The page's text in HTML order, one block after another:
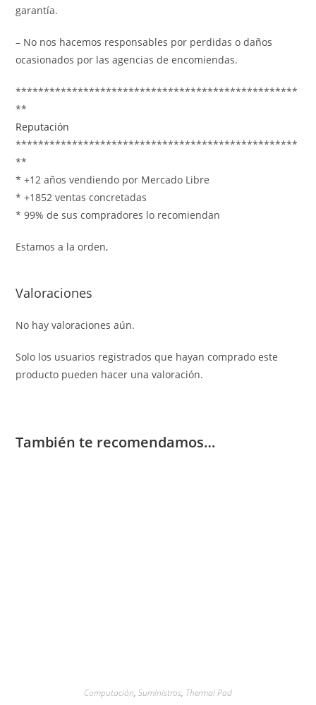
garantía.
– No nos hacemos responsables por perdidas o daños
ocasionados por las agencias de encomiendas.
**************************************************
**
Reputación
**************************************************
**
* +12 años vendiendo por Mercado Libre
* +1852 ventas concretadas
* 99% de sus compradores lo recomiendan
Estamos a la orden,
Valoraciones
No hay valoraciones aún.
Solo los usuarios registrados que hayan comprado este
producto pueden hacer una valoración.
También te recomendamos…
Computación, Suministros, Thermal Pad